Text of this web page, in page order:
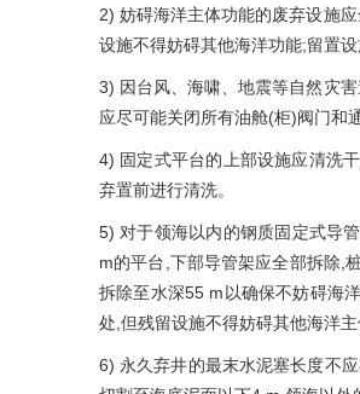
2) 妨碍海洋主体功能的废弃设施
设施不得妨碍其他海洋功能;留置
3) 因台风、海啸、地震等自然灾
应尽可能关闭所有油舱(柜)阀门和
4) 固定式平台的上部设施应清洗
弃置前进行清洗。
5) 对于领海以内的钢质固定式导
m的平台,下部导管架应全部拆除,
拆除至水深55 m以确保不妨碍海
处,但残留设施不得妨碍其他海洋主
6) 永久弃井的最末水泥塞长度不